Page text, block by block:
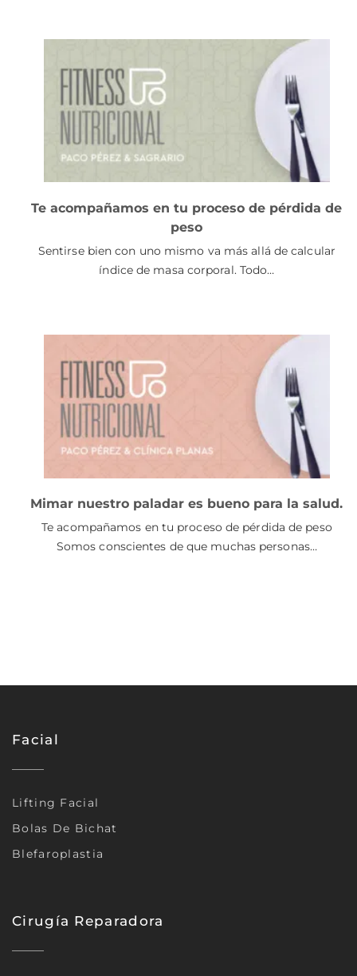
Te acompañamos en tu proceso de pérdida de
peso
Sentirse bien con uno mismo va más allá de calcular
índice de masa corporal. Todo…
Mimar nuestro paladar es bueno para la salud.
Te acompañamos en tu proceso de pérdida de peso
Somos conscientes de que muchas personas…
Facial
Lifting Facial
Bolas De Bichat
Blefaroplastia
Cirugía Reparadora